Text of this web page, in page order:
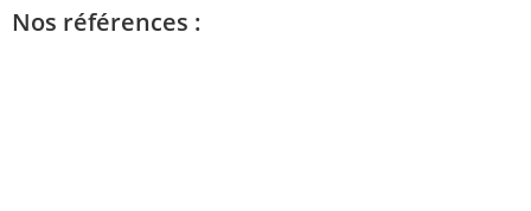
Nos références :